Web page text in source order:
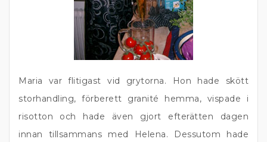
Maria var flitigast vid grytorna. Hon hade skött
storhandling, förberett granité hemma, vispade i
risotton och hade även gjort efterätten dagen
innan tillsammans med Helena. Dessutom hade